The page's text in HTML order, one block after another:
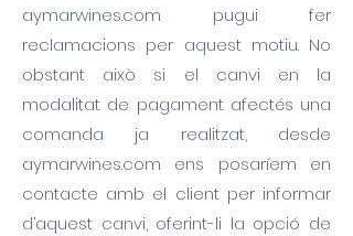
aymarwines.com pugui fer
reclamacions per aquest motiu. No
obstant això si el canvi en la
modalitat de pagament afectés una
comanda ja realitzat, desde
aymarwines.com ens posaríem en
contacte amb el client per informar
d’aquest canvi, oferint-li la opció de